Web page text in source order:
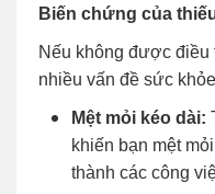
Biến chứng của
Nếu không được điều
nhiều vấn đề sức
Mệt mỏi kéo dài:
khiến bạn mệt
thành các công